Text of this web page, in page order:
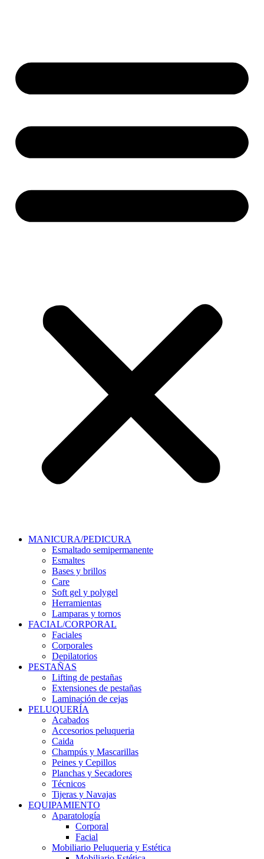
MANICURA/PEDICURA
Esmaltado semipermanente
Esmaltes
Bases y brillos
Care
Soft gel y polygel
Herramientas
Lamparas y tornos
FACIAL/CORPORAL
Faciales
Corporales
Depilatorios
PESTAÑAS
Lifting de pestañas
Extensiones de pestañas
Laminación de cejas
PELUQUERÍA
Acabados
Accesorios peluqueria
Caida
Champús y Mascarillas
Peines y Cepillos
Planchas y Secadores
Técnicos
Tijeras y Navajas
EQUIPAMIENTO
Aparatología
Corporal
Facial
Mobiliario Peluqueria y Estética